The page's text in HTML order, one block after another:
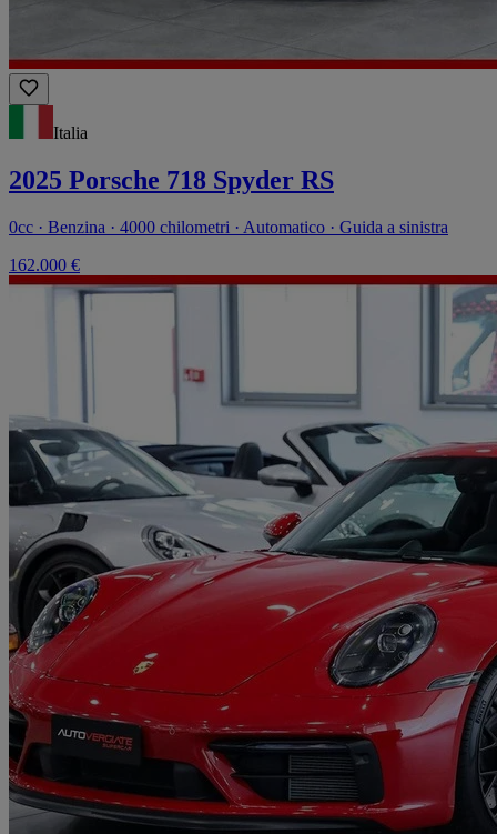
Italia
2025 Porsche 718 Spyder RS
0cc · Benzina · 4000 chilometri · Automatico · Guida a sinistra
162.000 €